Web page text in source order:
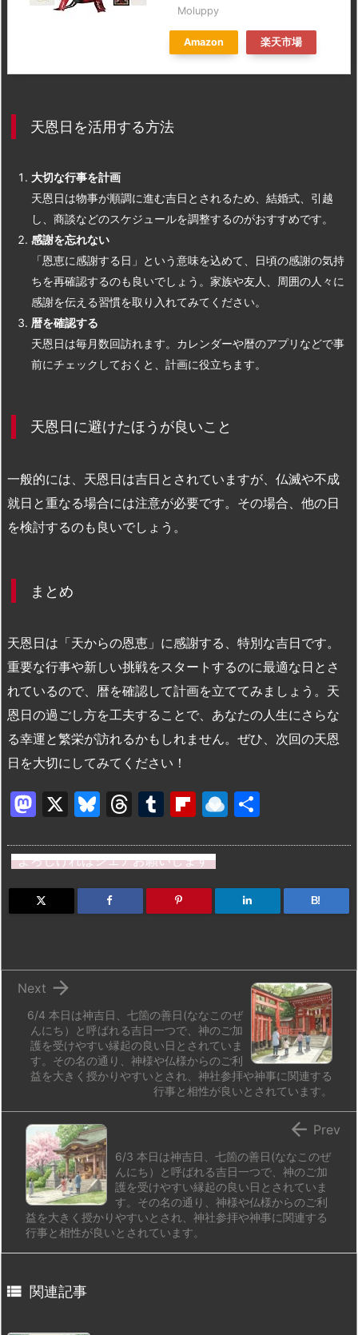
Moluppy
Amazon 楽天市場
天恩日を活用する方法
大切な行事を計画
天恩日は物事が順調に進む吉日とされるため、結婚式、引越
し、商談などのスケジュールを調整するのがおすすめです。
感謝を忘れない
「恩恵に感謝する日」という意味を込めて、日頃の感謝の気持
ちを再確認するのも良いでしょう。家族や友人、周囲の人々に
感謝を伝える習慣を取り入れてみてください。
暦を確認する
天恩日は毎月数回訪れます。カレンダーや暦のアプリなどで事
前にチェックしておくと、計画に役立ちます。
天恩日に避けたほうが良いこと
一般的には、天恩日は吉日とされていますが、仏滅や不成
就日と重なる場合には注意が必要です。その場合、他の日
を検討するのも良いでしょう。
まとめ
天恩日は「天からの恩恵」に感謝する、特別な吉日です。
重要な行事や新しい挑戦をスタートするのに最適な日とさ
れているので、暦を確認して計画を立ててみましょう。天
恩日の過ごし方を工夫することで、あなたの人生にさらな
る幸運と繁栄が訪れるかもしれません。ぜひ、次回の天恩
日を大切にしてみてください！
M
st
o
d
X
Bl
e
s
k
T
e
a
d
T
m
bl
r
Fl
b
o
ar
R
n
dr
o
よろしければシェアお願いします
B!
6/4 本日は神吉日、七箇の善日(ななこのぜ
んにち）と呼ばれる吉日一つで、神のご加
護を受けやすい縁起の良い日とされていま
す。その名の通り、神様や仏様からのご利
益を大きく授かりやすいとされ、神社参拝や神事に関連する
行事と相性が良いとされています。

Next
6/3 本日は神吉日、七箇の善日(ななこのぜ
んにち）と呼ばれる吉日一つで、神のご加
護を受けやすい縁起の良い日とされていま
す。その名の通り、神様や仏様からのご利
益を大きく授かりやすいとされ、神社参拝や神事に関連する
行事と相性が良いとされています。
 Prev
 関連記事